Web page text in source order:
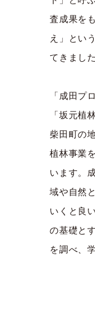
査成果を
え」とい
てきました
「成田プ
「坂元植
柴田町の
植林事業
います。
域や自然
いくと良
の基礎と
を調べ、